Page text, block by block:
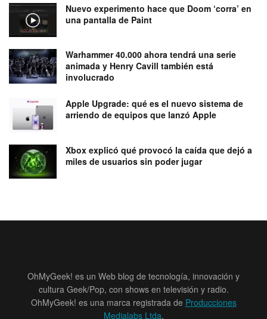
Nuevo experimento hace que Doom ‘corra’ en
una pantalla de Paint
Warhammer 40.000 ahora tendrá una serie
animada y Henry Cavill también está
involucrado
Apple Upgrade: qué es el nuevo sistema de
arriendo de equipos que lanzó Apple
Xbox explicó qué provocó la caída que dejó a
miles de usuarios sin poder jugar
OhMyGeek! es un Web blog de tecnología, innovación y
cultura Geek/Pop, con shows en televisión y radio.
OhMyGeek! es una marca registrada de Producciones
Medialabs Ltda.